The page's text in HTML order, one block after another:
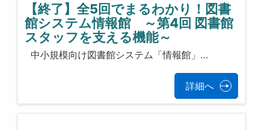
【終了】全5回でまるわかり！図書
館システム情報館 ～第4回 図書館
スタッフを支える機能～
中小規模向け図書館システム「情報館」…
詳細へ